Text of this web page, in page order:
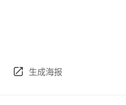
生成海报